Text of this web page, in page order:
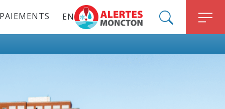
PAIEMENTS
EN
ALERT MONCTON
SEARCH